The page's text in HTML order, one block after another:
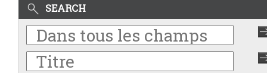
SEARCH